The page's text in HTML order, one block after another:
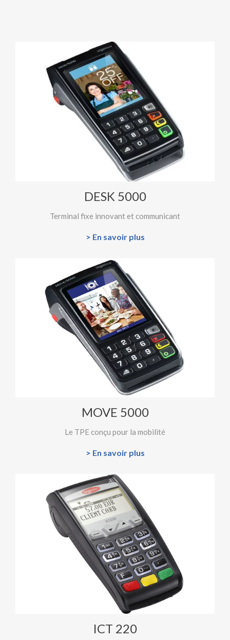
DESK 5000
Terminal fixe innovant et communicant
> En savoir plus
MOVE 5000
Le TPE conçu pour la mobilité
> En savoir plus
ICT 220